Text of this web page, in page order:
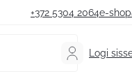
+372 5304 2064e-
Logi